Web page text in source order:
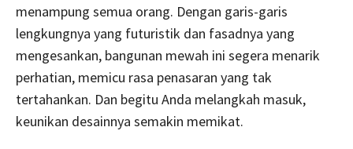
menampung semua orang. Dengan garis-garis
lengkungnya yang futuristik dan fasadnya yang
mengesankan, bangunan mewah ini segera menarik
perhatian, memicu rasa penasaran yang tak
tertahankan. Dan begitu Anda melangkah masuk,
keunikan desainnya semakin memikat.